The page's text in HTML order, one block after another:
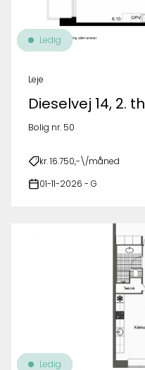
Ledig
Leje
Dieselvej 14, 2. th
Bolig nr. 50
kr. 16.750,-\/måned
01-11-2026 - G
Ledig